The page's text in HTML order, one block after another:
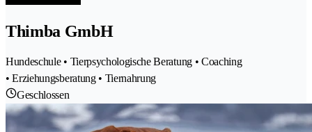
Thimba GmbH
Hundeschule • Tierpsychologische Beratung • Coaching
• Erziehungsberatung • Tiernahrung
Geschlossen